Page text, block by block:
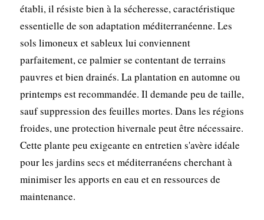
établi, il résiste bien à la sécheresse, caractéristique
essentielle de son adaptation méditerranéenne. Les
sols limoneux et sableux lui conviennent
parfaitement, ce palmier se contentant de terrains
pauvres et bien drainés. La plantation en automne ou
printemps est recommandée. Il demande peu de taille,
sauf suppression des feuilles mortes. Dans les régions
froides, une protection hivernale peut être nécessaire.
Cette plante peu exigeante en entretien s'avère idéale
pour les jardins secs et méditerranéens cherchant à
minimiser les apports en eau et en ressources de
maintenance.